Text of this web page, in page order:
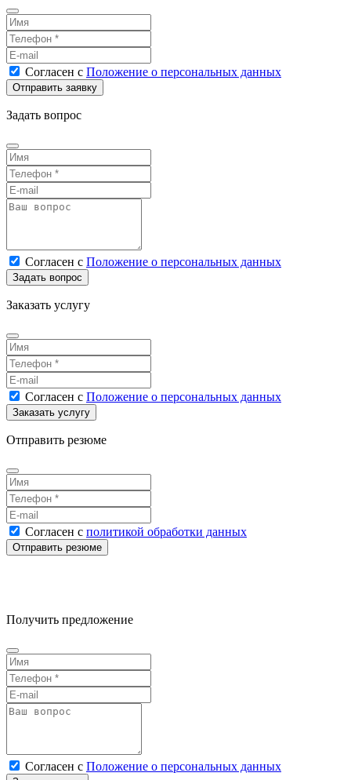
Согласен с Положение о персональных данных
Задать вопрос
Согласен с Положение о персональных данных
Заказать услугу
Согласен с Положение о персональных данных
Отправить резюме
Согласен с политикой обработки данных
Получить предложение
Согласен с Положение о персональных данных